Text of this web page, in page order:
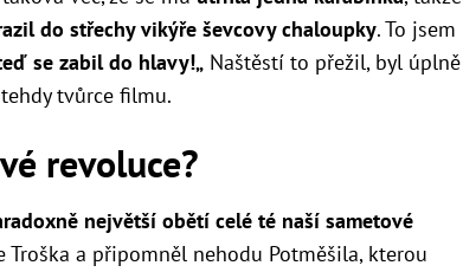
do střechy vikýře ševcovy chaloupky. To jsem
se zabil do hlavy!„ Naštěstí to přežil, byl úplně
tvůrce filmu.
revoluce?
největší obětí celé té naší sametové
a připomněl nehodu Potměšila, kterou